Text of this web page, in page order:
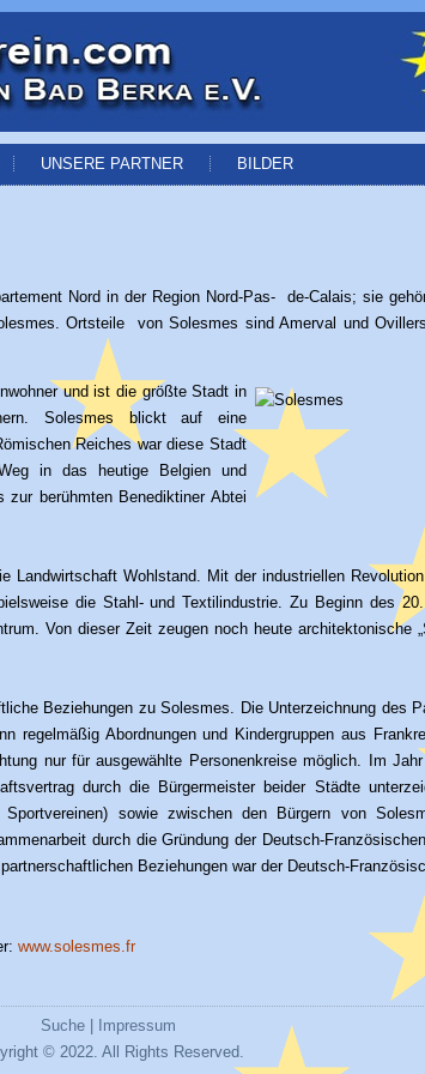
UNSERE PARTNER BILDER
Nord in der Region Nord-Pas- de-Calais; sie
Ortsteile von Solesmes sind Amerval und
und ist die größte Stadt in
Solesmes blickt auf eine
Reiches war diese Stadt
in das heutige Belgien und
zur berühmten Benediktiner Abtei
Landwirtschaft Wohlstand. Mit der industriellen
die Stahl- und Textilindustrie. Zu Beginn des
Von dieser Zeit zeugen noch heute architektonische
Beziehungen zu Solesmes. Die Unterzeichnung des
regelmäßig Abordnungen und Kindergruppen aus
nur für ausgewählte Personenkreise möglich. Im
durch die Bürgermeister beider Städte
Sportvereinen) sowie zwischen den Bürgern von
durch die Gründung der Deutsch-
Beziehungen war der Deutsch-
www.solesmes.fr
Suche|
Impressum
© 2022. All Rights Reserved.